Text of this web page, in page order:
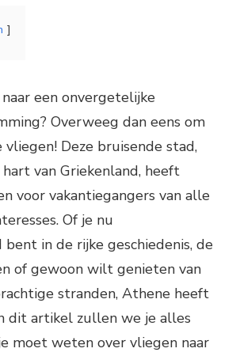
een onvergetelijke
Overweeg dan eens om
Deze bruisende stad,
van Griekenland, heeft
voor vakantiegangers van alle
Of je nu
in de rijke geschiedenis, de
of gewoon wilt genieten van
stranden, Athene heeft
dit artikel zullen we je alles
moet weten over vliegen naar